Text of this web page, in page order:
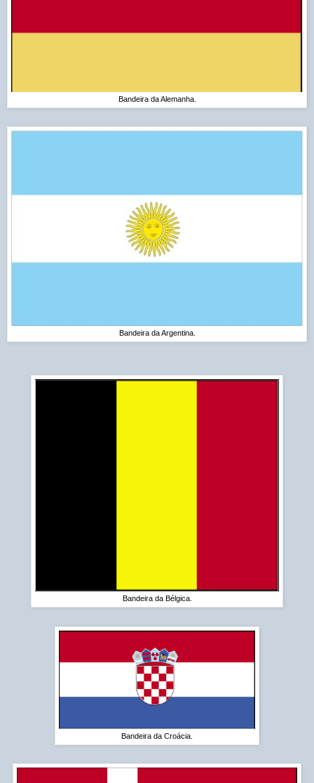
Bandeira da Alemanha.
Bandeira da Argentina.
Bandeira da Bélgica.
Bandeira da Croácia.